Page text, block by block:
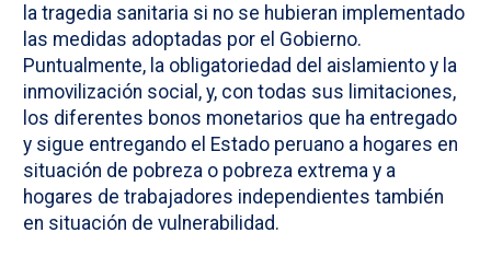
la tragedia sanitaria si no se hubieran implementado
las medidas adoptadas por el Gobierno.
Puntualmente, la obligatoriedad del aislamiento y la
inmovilización social, y, con todas sus limitaciones,
los diferentes bonos monetarios que ha entregado
y sigue entregando el Estado peruano a hogares en
situación de pobreza o pobreza extrema y a
hogares de trabajadores independientes también
en situación de vulnerabilidad.